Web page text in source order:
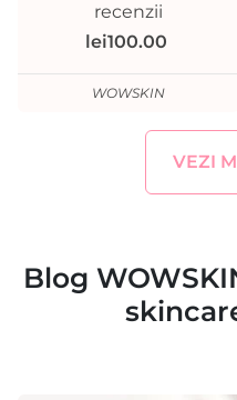
recenzii
lei100.00
WOWSKIN
VEZI
Blog